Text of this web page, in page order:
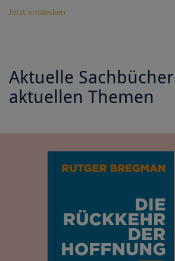
Jetzt entdecken
Aktuelle
aktuellen Themen